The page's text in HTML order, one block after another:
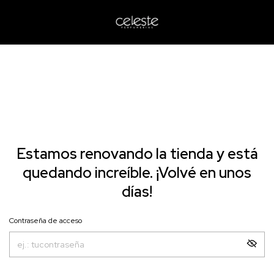
Estamos renovando la tienda y está
quedando increíble. ¡Volvé en unos
días!
Contraseña de acceso